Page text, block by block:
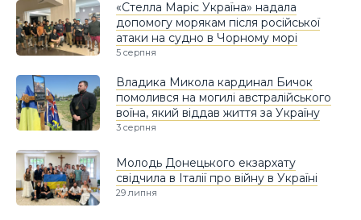
«Стелла Маріс Україна» надала
допомогу морякам після російської
атаки на судно в Чорному морі
5 серпня
Владика Микола кардинал Бичок
помолився на могилі австралійського
воїна, який віддав життя за Україну
3 серпня
Молодь Донецького екзархату
свідчила в Італії про війну в Україні
29 липня